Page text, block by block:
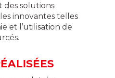
solutions
innovantes telles
et l’utilisation de